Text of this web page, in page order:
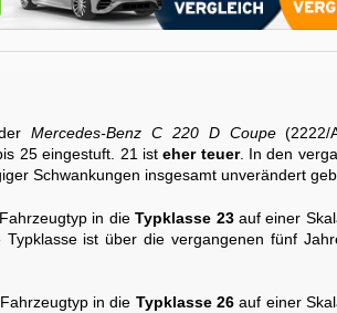
Mercedes-Benz C 220 D Coupe(2222/
25 eingestuft. 21 isteher teuer. In den
Schwankungen insgesamt unverändert
in dieTypklasse 23auf einer
Typklasse ist über die vergangenen fünf
in die Typklasse 26 auf einer